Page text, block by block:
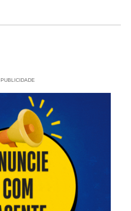
PUBLICIDADE